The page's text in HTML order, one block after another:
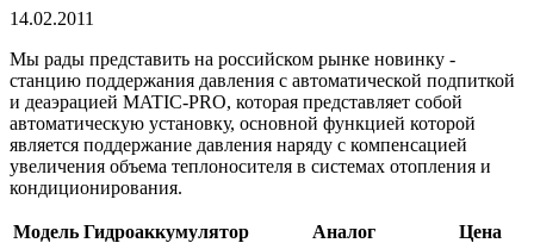
14.02.2011
Мы рады представить на российском рынке новинку -
станцию поддержания давления с автоматической подпиткой
и деаэрацией MATIC-PRO, которая представляет собой
автоматическую установку, основной функцией которой
является поддержание давления наряду с компенсацией
увеличения объема теплоносителя в системах отопления и
кондиционирования.
Модель Гидроаккумулятор Аналог
Цена